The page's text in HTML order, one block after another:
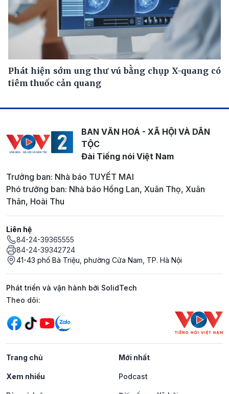
Phát hiện sớm ung thư vú bằng chụp X-quang có
tiêm thuốc cản quang
BAN VĂN HOÁ - XÃ HỘI VÀ DÂN
TỘC
Đài Tiếng nói Việt Nam
Trưởng ban: Nhà báo TUYẾT MAI
Phó trưởng ban: Nhà báo Hồng Lan, Xuân Thọ, Xuân
Thân, Hoài Thu
Liên hệ
84-24-39365555
84-24-39342724
41-43 phố Bà Triệu, phường Cửa Nam, TP. Hà Nội
Phát triển và vận hành bởi SolidTech
Mạng xã hội
Theo dõi:
Trang chủ Mới nhất
Xem nhiều Podcast